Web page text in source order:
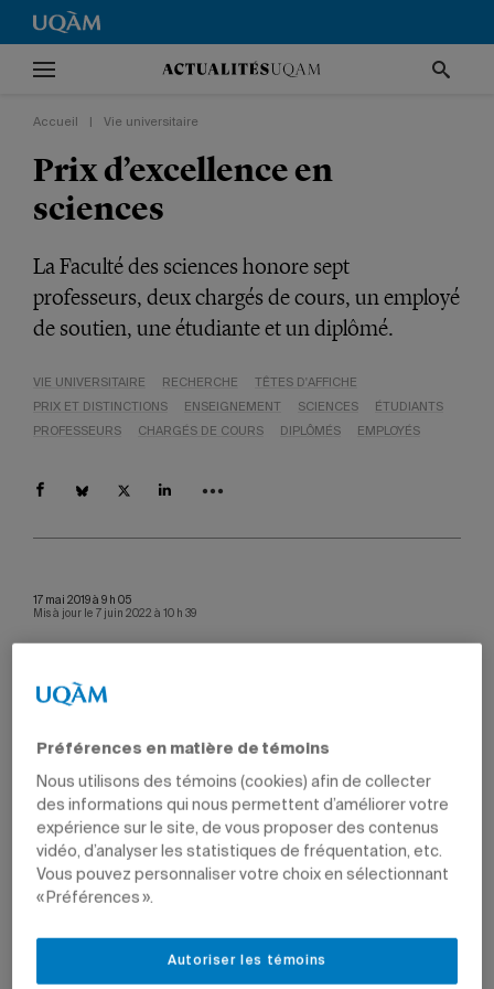
Accueil Vie universitaire
Prix d’excellence en
sciences
La Faculté des sciences honore sept
professeurs, deux chargés de cours, un employé
de soutien, une étudiante et un diplômé.
VIE UNIVERSITAIRE RECHERCHE
TÊTES D'AFFICHE
PRIX ET DISTINCTIONS
ENSEIGNEMENT SCIENCES
ÉTUDIANTS
PROFESSEURS
CHARGÉS DE COURS DIPLÔMÉS EMPLOYÉS
17 mai 2019 à 9 h 05
Mis à jour le 7 juin 2022 à 10 h 39
Séguin, Abdelkrim Azzouz, Alexandre Gagnon,
Elizabeth Leduc, Fernand Beaudet, Antony Karelis,
Margaryta Babych, Bassam Ghaleb, Sébastien
Gambs, Claire Bénard, Nicolas Sbarrato, Borhane
Annabi, Louise Brissette et Isabelle Marcotte.
Photo: Denis Bernier
Trois prix d’excellence en enseignement et huit prix de la
Préférences en matière de témoins
Nous utilisons des témoins (cookies) afin de collecter
des informations qui nous permettent d’améliorer votre
expérience sur le site, de vous proposer des contenus
vidéo, d’analyser les statistiques de fréquentation, etc.
Vous pouvez personnaliser votre choix en sélectionnant
« Préférences ».
Autoriser les témoins